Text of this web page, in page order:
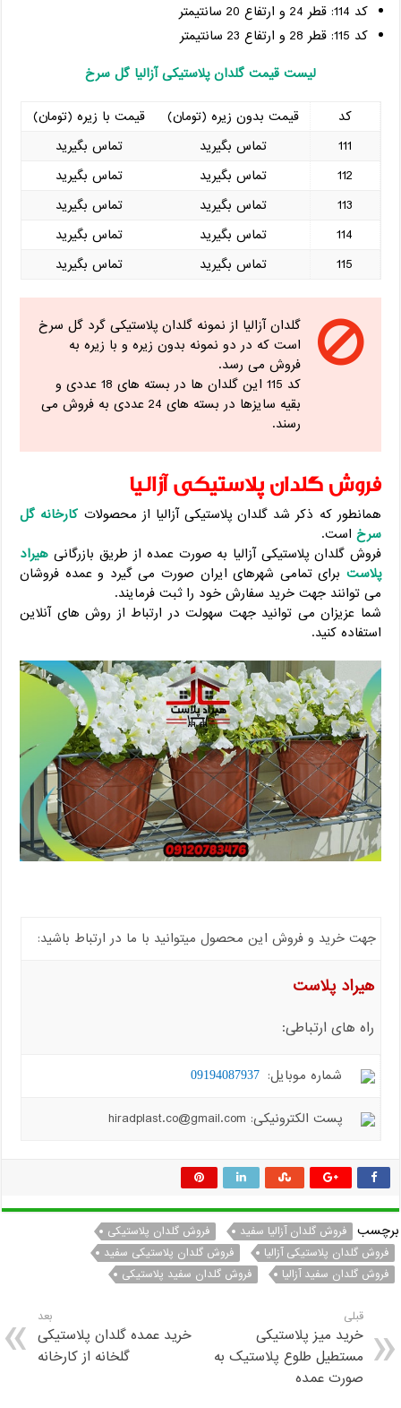
کد 114: قطر 24 و ارتفاع 20 سانتیمتر
کد 115: قطر 28 و ارتفاع 23 سانتیمتر
لیست قیمت گلدان پلاستیکی آزالیا گل سرخ
کد قیمت بدون زیره (تومان)
قیمت با زیره (تومان)
111
تماس بگیرید
تماس بگیرید
112
تماس بگیرید
تماس بگیرید
113
تماس بگیرید
تماس بگیرید
114
تماس بگیرید
تماس بگیرید
115
تماس بگیرید تماس بگیرید
گلدان آزالیا از نمونه گلدان پلاستیکی گرد گل سرخ
است که در دو نمونه بدون زیره و با زیره به
فروش می رسد.
کد 115 این گلدان ها در بسته های 18 عددی و
بقیه سایزها در بسته های 24 عددی به فروش می
رسند.
فروش گلدان پلاستیکی آزالیا
همانطور که ذکر شد گلدان پلاستیکی آزالیا از محصولات کارخانه گل
سرخ است.
فروش گلدان پلاستیکی آزالیا به صورت عمده از طریق بازرگانی هیراد
پلاست برای تمامی شهرهای ایران صورت می گیرد و عمده فروشان
می توانند جهت خرید سفارش خود را ثبت فرمایند.
شما عزیزان می توانید جهت سهولت در ارتباط از روش های آنلاین
استفاده کنید.
جهت خرید و فروش این محصول میتوانید با ما در ارتباط باشید:
هیراد پلاست
راه های ارتباطی:
شماره موبایل: 09194087937
پست الکترونیکی: hiradplast.co@gmail.com
برچسب فروش گلدان آزالیا سفید
فروش گلدان پلاستیکی
فروش گلدان پلاستیکی آزالیا
فروش گلدان پلاستیکی سفید
فروش گلدان سفید آزالیا
فروش گلدان سفید پلاستیکی
قبلی
خرید میز پلاستیکی
مستطیل طلوع پلاستیک به
صورت عمده
بعد
خرید عمده گلدان پلاستیکی
گلخانه از کارخانه